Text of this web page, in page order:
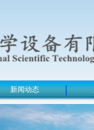
新闻动态